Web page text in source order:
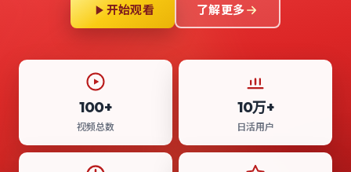
开始观看 了解更多
100+
视频总数
10万+
日活用户